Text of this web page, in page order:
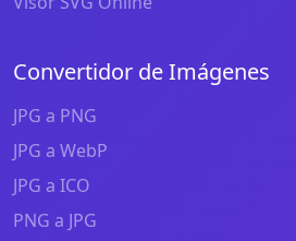
Convertidor de Imágenes
JPG a PNG
JPG a WebP
JPG a ICO
PNG a JPG